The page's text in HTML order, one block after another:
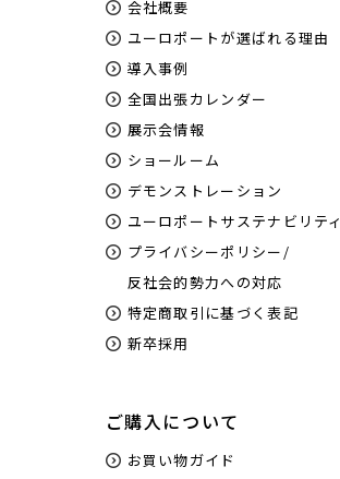
会社概要
ユーロポートが選ばれる理由
導入事例
全国出張カレンダー
展示会情報
ショールーム
デモンストレーション
ユーロポートサステナビリティ
プライバシーポリシー/
反社会的勢力への対応
特定商取引に基づく表記
新卒採用
ご購入について
お買い物ガイド